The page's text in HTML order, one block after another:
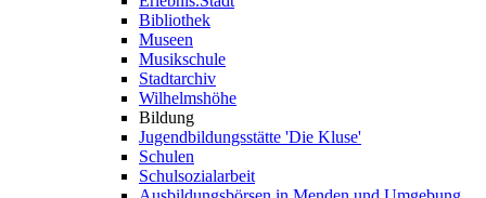
Bibliothek
Museen
Musikschule
Stadtarchiv
Wilhelmshöhe
Bildung
Jugendbildungsstätte 'Die Kluse'
Schulen
Schulsozialarbeit